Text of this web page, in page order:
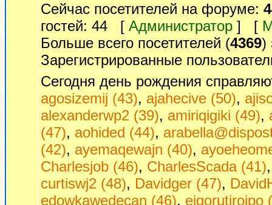
Сейчас посетителей на форуме:
гостей: 44 [ Администратор ] [
Больше всего посетителей (4369)
Зарегистрированные
Сегодня день рождения
agosizemij (43), ajahecive (50),
alexanderwp2 (39), amiriqigiki (49),
(47), aohided (44),
(42), ayemaqewajn (40),
Charlesjob (46), CharlesScada (41)
curtiswj2 (48), Davidger (47),
edowkawedecan (46), ejgorutiroipo